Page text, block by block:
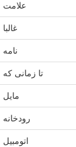
علامت
غالبا
نامه
تا زمانی که
مایل
رودخانه
اتومبیل